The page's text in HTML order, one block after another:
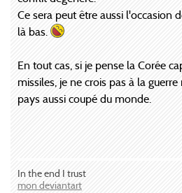
Ce sera peut être aussi l'occasion
là bas.
En tout cas, si je pense la Corée
missiles, je ne crois pas à la
pays aussi coupé du monde.
In the end I trust
mon deviantart